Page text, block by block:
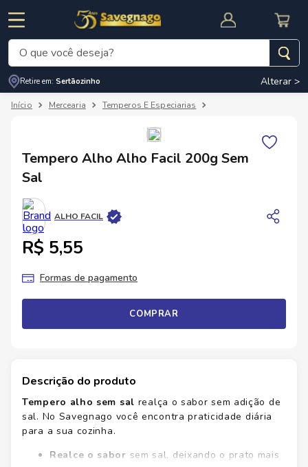
CUPOM DE DESCONTO
O que você deseja?
Retire em: Sertãozinho Alterar >
Mercearia Temperos E Especiarias
Tempero Alho Alho Facil 200g Sem
Sal
ALHO FACIL
R$ 5,55
Formas de pagamento
COMPRAR
Descrição do produto
Tempero alho sem sal realça o sabor sem adição de
sal. No Savegnago você encontra praticidade diária
para a sua cozinha.
Realce o sabor sem sal, deixando o prato mais
Termos mais buscados
º
cerveja
5º arroz